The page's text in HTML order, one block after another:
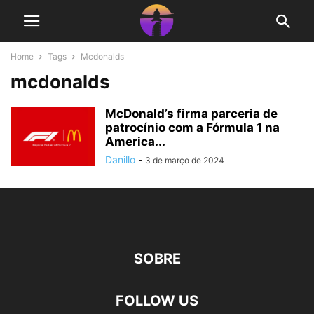
Home Tags Mcdonalds
mcdonalds
McDonald’s firma parceria de
patrocínio com a Fórmula 1 na
America...
Danillo - 3 de março de 2024
SOBRE
FOLLOW US